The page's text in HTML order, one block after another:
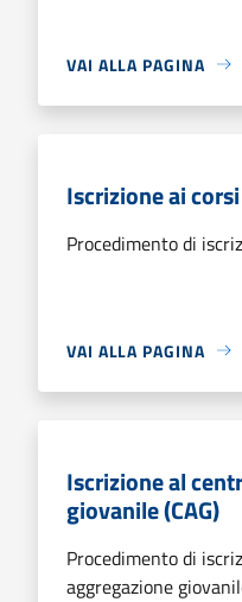
VAI ALLA PAGINA
Iscrizione ai
Procedimento di
VAI ALLA PAGINA
Iscrizione al
giovanile (CAG)
Procedimento di
aggregazione